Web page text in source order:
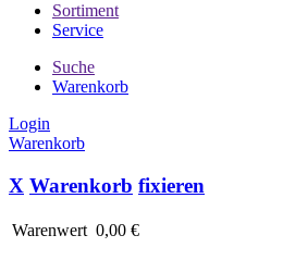
Sortiment
Service
Suche
Warenkorb
Login
Warenkorb
X Warenkorb fixieren
Warenwert 0,00 €